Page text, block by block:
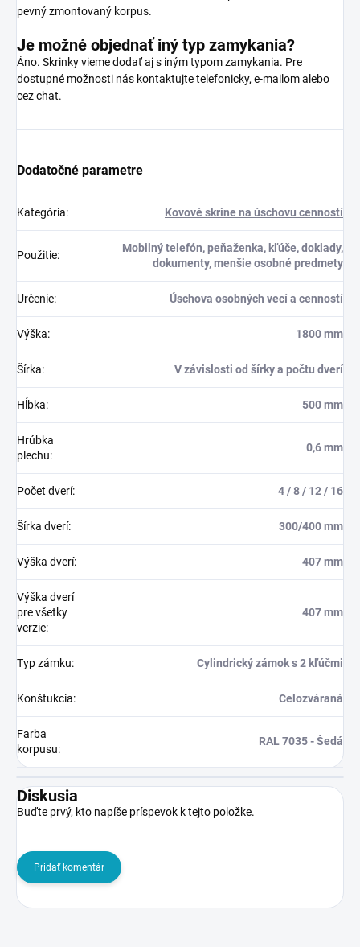
pevný zmontovaný korpus.
Je možné objednať iný typ zamykania?
Áno. Skrinky vieme dodať aj s iným typom zamykania. Pre
dostupné možnosti nás kontaktujte telefonicky, e-mailom alebo
cez chat.
Dodatočné parametre
Kategória: Kovové skrine na úschovu cenností
Použitie:
Mobilný telefón, peňaženka, kľúče, doklady,
dokumenty, menšie osobné predmety
Určenie: Úschova osobných vecí a cenností
Výška: 1800 mm
Šírka: V závislosti od šírky a počtu dverí
Hĺbka: 500 mm
Hrúbka
plechu:
0,6 mm
Počet dverí: 4 / 8 / 12 / 16
Šírka dverí: 300/400 mm
Výška dverí: 407 mm
Výška dverí
pre všetky
verzie:
407 mm
Typ zámku: Cylindrický zámok s 2 kľúčmi
Konštukcia: Celozváraná
Farba
korpusu:
RAL 7035 - Šedá
Diskusia
Buďte prvý, kto napíše príspevok k tejto položke.
Pridať komentár